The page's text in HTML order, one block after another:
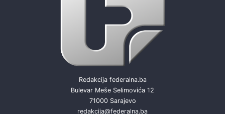
Redakcija federalna.ba
Bulevar Meše Selimovića 12
71000 Sarajevo
redakcija@federalna.ba